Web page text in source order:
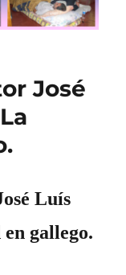
José
Luís
gallego.